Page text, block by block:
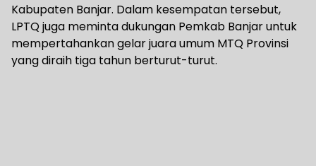
Kabupaten Banjar. Dalam kesempatan tersebut,
LPTQ juga meminta dukungan Pemkab Banjar untuk
mempertahankan gelar juara umum MTQ Provinsi
yang diraih tiga tahun berturut-turut.